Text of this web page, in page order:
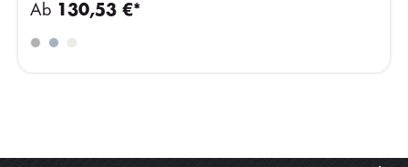
Ab 130,53 €*